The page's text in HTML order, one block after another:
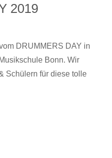
2019
DRUMMERS DAY in
Bonn. Wir
Schülern für diese tolle